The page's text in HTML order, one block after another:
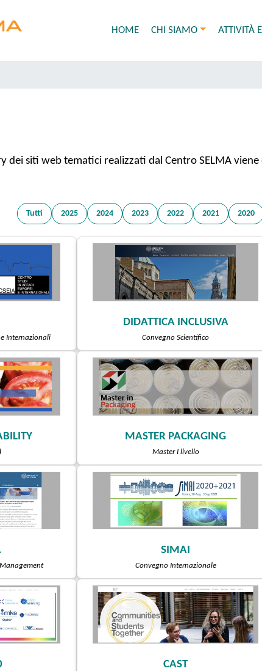
HOME CHI SIAMO ATTIVITÀ
dei siti web tematici realizzati dal Centro SELMA
Tutti 2025 2024 2023 2022 2021 2020
Internazionali
DIDATTICA INCLUSIVA
Convegno Scientifico
MASTER PACKAGING
Master I livello
SIMAI
Convegno Internazionale
CAST